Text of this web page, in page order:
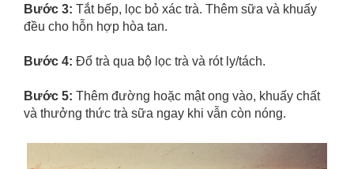
Bước 3: Tắt bếp, lọc bỏ xác trà. Thêm sữa và khuấy
đều cho hỗn hợp hòa tan.
Bước 4: Đổ trà qua bộ lọc trà và rót ly/tách.
Bước 5: Thêm đường hoặc mật ong vào, khuấy chất
và thưởng thức trà sữa ngay khi vẫn còn nóng.